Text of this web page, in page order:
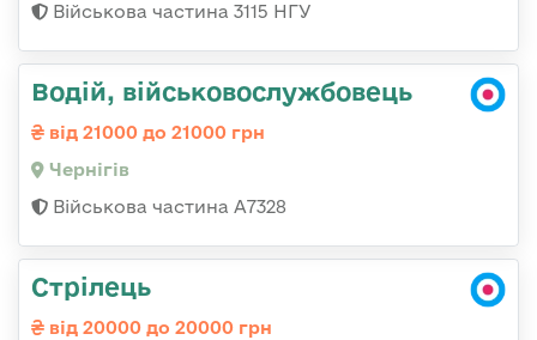
Військова частина 3115 НГУ
Водій, військовослужбовець
від 21000 до 21000 грн
Чернігів
Військова частина А7328
Стрілець
від 20000 до 20000 грн